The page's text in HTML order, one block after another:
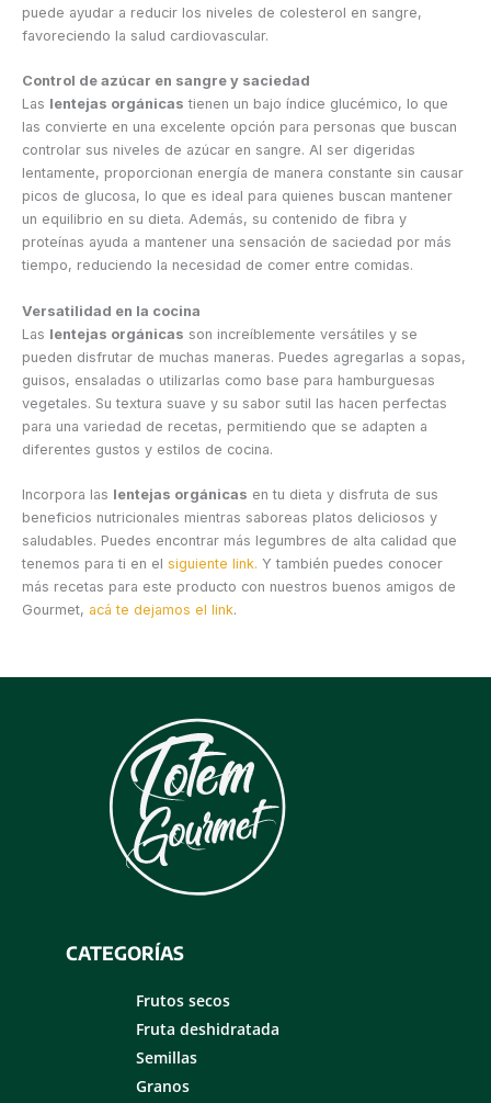
puede ayudar a reducir los niveles de colesterol en sangre,
favoreciendo la salud cardiovascular.
Control de azúcar en sangre y saciedad
Las lentejas orgánicas tienen un bajo índice glucémico, lo que
las convierte en una excelente opción para personas que buscan
controlar sus niveles de azúcar en sangre. Al ser digeridas
lentamente, proporcionan energía de manera constante sin causar
picos de glucosa, lo que es ideal para quienes buscan mantener
un equilibrio en su dieta. Además, su contenido de fibra y
proteínas ayuda a mantener una sensación de saciedad por más
tiempo, reduciendo la necesidad de comer entre comidas.
Versatilidad en la cocina
Las lentejas orgánicas son increíblemente versátiles y se
pueden disfrutar de muchas maneras. Puedes agregarlas a sopas,
guisos, ensaladas o utilizarlas como base para hamburguesas
vegetales. Su textura suave y su sabor sutil las hacen perfectas
para una variedad de recetas, permitiendo que se adapten a
diferentes gustos y estilos de cocina.
Incorpora las lentejas orgánicas en tu dieta y disfruta de sus
beneficios nutricionales mientras saboreas platos deliciosos y
saludables. Puedes encontrar más legumbres de alta calidad que
tenemos para ti en el siguiente link. Y también puedes conocer
más recetas para este producto con nuestros buenos amigos de
Gourmet, acá te dejamos el link.
CATEGORÍAS
Frutos secos
Fruta deshidratada
Semillas
Granos